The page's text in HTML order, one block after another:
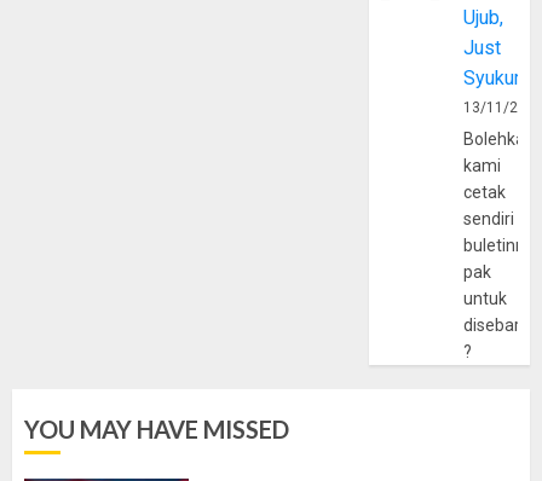
Ujub,
Just
Syukur
13/11/
Bolehkah
kami
cetak
sendiri
pak
untuk
?
YOU MAY HAVE MISSED